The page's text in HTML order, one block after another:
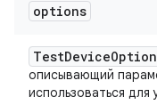
options
TestDevice
описывающий
использоваться для